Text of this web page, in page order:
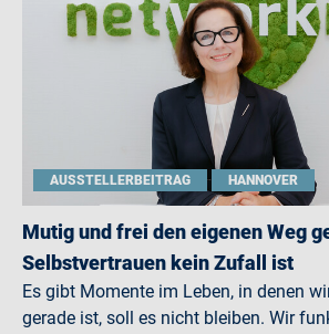
AUSSTELLERBEITRAG HANNOVER
Mutig und frei den eigenen Weg
Selbstvertrauen kein Zufall ist
Es gibt Momente im Leben, in denen
gerade ist, soll es nicht bleiben. Wir